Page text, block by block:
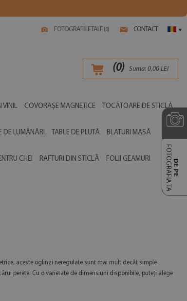
FOTOGRAFIILE TALE (0) CONTACT ▾
(0) Suma: 0,00LEI
VINIL COVORAȘE MAGNETICE TOCĂTOARE DE STICLĂ
DE LUMÂNĂRI TABLE DE PLUTĂ BLATURI MASĂ
CHEI RAFTURI DIN STICLĂ FOLII GEAMURI DE PE
FOTOGRAFIA TA
aceste oglinzi neregulate sunt mai mult decât simple
perete. Cu o varietate de dimensiuni disponibile, puteți alege